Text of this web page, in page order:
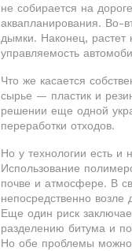
не собирается на
аквапланирования. Во-
дымки. Наконец, растет
управляемость
Что же касается
сырье — пластик и
решении еще одной
переработки отходов.
Но у технологии есть и
Использование
почве и атмосфере. В
непосредственно возле
Еще один риск
разделению битума и
Но обе проблемы можно